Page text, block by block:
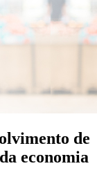
de
economia